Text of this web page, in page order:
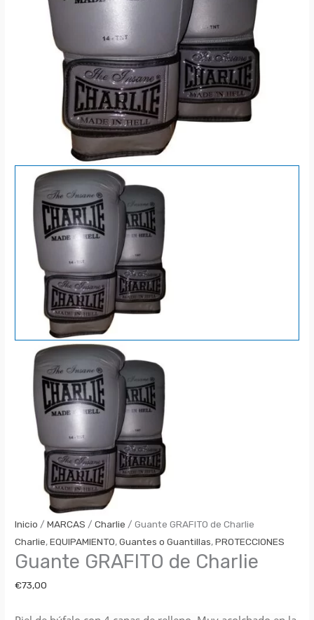
Inicio /MARCAS /Charlie / Guante GRAFITO de Charlie
Charlie,EQUIPAMIENTO,Guantes o Guantillas,PROTECCIONES
Guante GRAFITO de Charlie
€73,00